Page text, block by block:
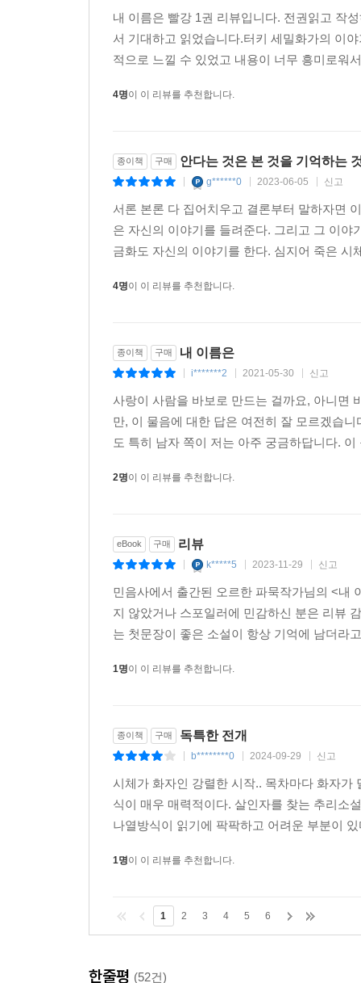
| r***e | 2024-01-10 | 신고
내 이름은 빨강 1권 리뷰입니다. 전권읽고 작
서 기대하고 읽었습니다.터키 세밀화가의 이
종이책 구매 안다는 것은 본 것을 기억하는
g******0 | 2023-06-05 | 신고
서론 본론 다 집어치우고 결론부터 말하자면
은 자신의 이야기를 들려준다. 그리고 그 이
종이책 구매 내 이름은
| i*******2 | 2021-05-30 | 신고
사랑이 사람을 바보로 만드는 걸까요, 아니면
만, 이 물음에 대한 답은 여전히 잘 모르겠습
eBook 구매 리뷰
| k*****5 | 2023-11-29 신고
민음사에서 출간된 오르한 파묵작가님의 <내
지 않았거나 스포일러에 민감하신 분은 리뷰
종이책 구매 독특한 전개
| b********0 | 2024-09-29 | 신고
시체가 화자인 강렬한 시작.. 목차마다 화자가
식이 매우 매력적이다. 살인자를 찾는 추리소
1 2 3 4 5 6